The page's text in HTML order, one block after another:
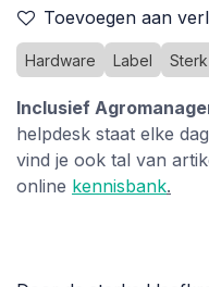
Toevoegen aan
Hardware Label Sterk
Inclusief
helpdesk staat elke
vind je ook tal van
online kennisbank.